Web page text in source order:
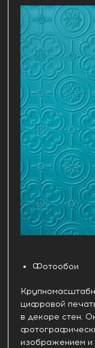
Фотообои
цифровой
в декоре стен.
изображением и